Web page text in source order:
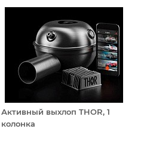
Активный выхлоп THOR, 1
колонка